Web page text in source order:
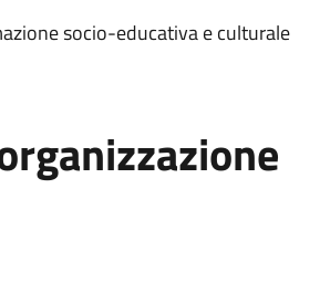
socio-educativa e culturale